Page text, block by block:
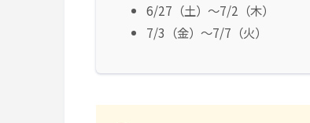
6/27（土）～7/2（木）
7/3（金）～7/7（火）